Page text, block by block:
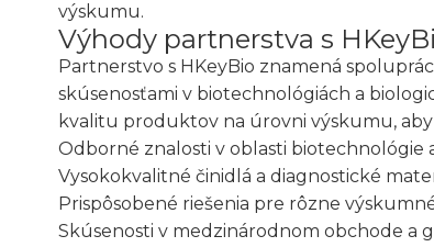
výskumu.
Výhody partnerstva s
Partnerstvo s HKeyBio znamená
skúsenosťami v biotechnológiách a
kvalitu produktov na úrovni výskumu,
Odborné znalosti v oblasti
Vysokokvalitné činidlá a diagnostické
Prispôsobené riešenia pre rôzne
Skúsenosti v medzinárodnom obchode a